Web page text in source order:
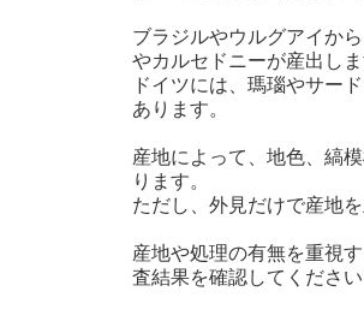
ブラジルやウルグアイか
やカルセドニーが産出し
ドイツには、瑪瑙やサー
あります。
産地によって、地色、縞
ります。
ただし、外見だけで産地
産地や処理の有無を重視
査結果を確認してくださ